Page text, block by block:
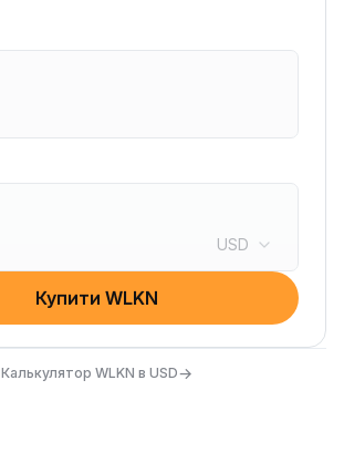
USD
Купити WLKN
Калькулятор WLKN в USD→